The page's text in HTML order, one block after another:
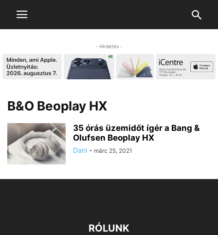
- Hirdetés -
B&O Beoplay HX
35 órás üzemidőt ígér a Bang &
Olufsen Beoplay HX
Dani - márc 25, 2021
RÓLUNK